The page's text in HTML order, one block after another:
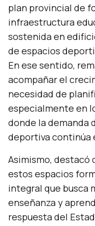
plan provincial de
infraestructura
sostenida en
de espacios
En ese sentido,
acompañar el
necesidad de
especialmente en
donde la demanda
deportiva continúa
Asimismo, destacó
estos espacios
integral que busca
enseñanza y
respuesta del